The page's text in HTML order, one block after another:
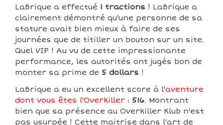
LaBrique a effectué 1 tractions ! LaBrique a
clairement démontré qu'une personne de sa
stature avait bien mieux à faire de ses
journées que de titiller un bouton sur un site.
Quel VIP ! Au vu de cette impressionante
performance, les autorités ont jugés bon de
monter sa prime de 5 dollars !
LaBrique a eu un excellent score à l'aventure
dont vous êtes l'Overkiller : 516. Montrant
bien que sa présence au Overkiller Klub n'est
pas usurpée ! Cette maitrise dans l'art de